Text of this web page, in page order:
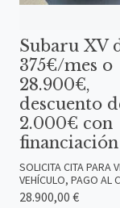
Subaru XV
375€/mes o
28.900€,
descuento
2.000€ con
financiación
SOLICITA CITA PARA
VEHÍCULO, PAGO AL
28.900,00 €